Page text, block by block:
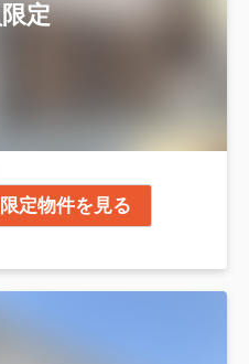
定
定物件を見る